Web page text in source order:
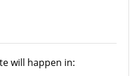
will happen in: